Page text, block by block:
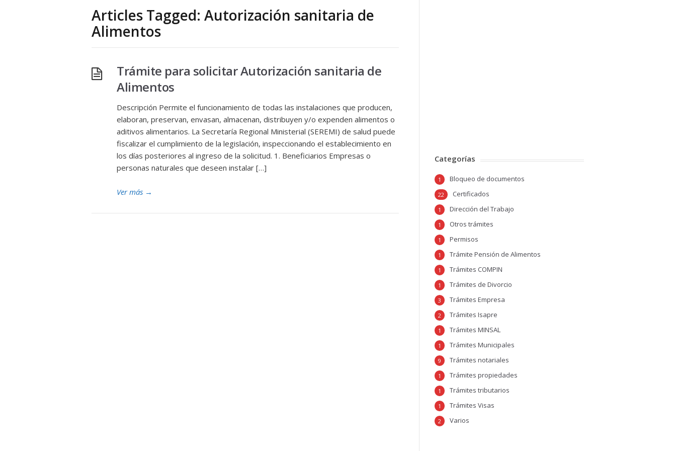
Articles Tagged: Autorización sanitaria de
Alimentos
Trámite para solicitar Autorización sanitaria de
Alimentos
Descripción Permite el funcionamiento de todas las instalaciones que producen,
elaboran, preservan, envasan, almacenan, distribuyen y/o expenden alimentos o
aditivos alimentarios. La Secretaría Regional Ministerial (SEREMI) de salud puede
fiscalizar el cumplimiento de la legislación, inspeccionando el establecimiento en
los días posteriores al ingreso de la solicitud. 1. Beneficiarios Empresas o
personas naturales que deseen instalar […]
Ver más →
Categorías
Bloqueo de documentos
1
Certificados
22
Dirección del Trabajo
1
Otros trámites
1
Permisos
1
Trámite Pensión de Alimentos
1
Trámites COMPIN
1
Trámites de Divorcio
1
Trámites Empresa
3
Trámites Isapre
2
Trámites MINSAL
1
Trámites Municipales
1
Trámites notariales
9
Trámites propiedades
1
Trámites tributarios
1
Trámites Visas
1
Varios
2